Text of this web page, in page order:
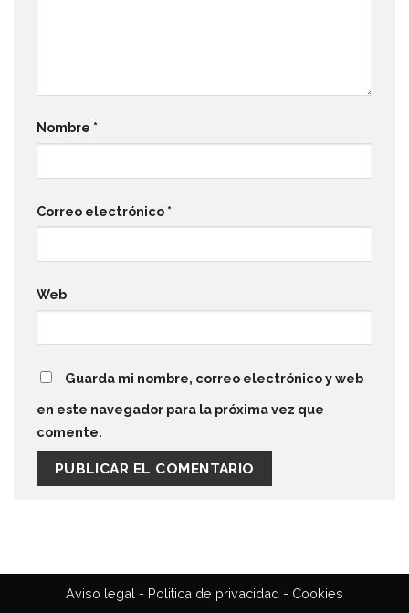
Nombre *
Correo electrónico *
Web
Guarda mi nombre, correo electrónico y web
en este navegador para la próxima vez que
comente.
Aviso legal - Politica de privacidad - Cookies